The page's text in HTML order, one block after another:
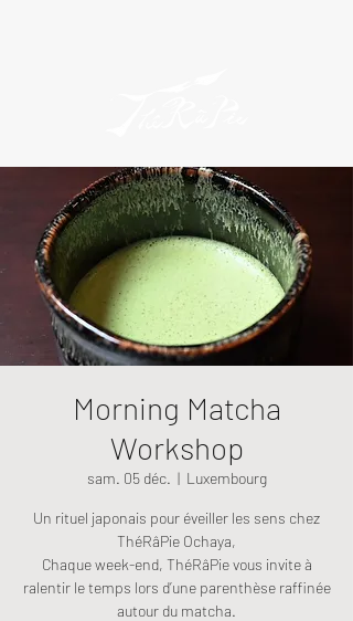
Morning Matcha
Workshop
sam. 05 déc.
  |
Luxembourg
Un rituel japonais pour éveiller les sens chez
ThéRâPie Ochaya,
Chaque week-end, ThéRâPie vous invite à
ralentir le temps lors d’une parenthèse raffinée
autour du matcha.